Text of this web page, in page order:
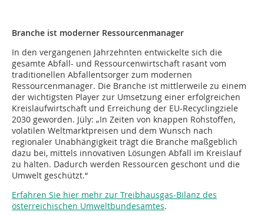
Branche ist moderner Ressourcenmanager
In den vergangenen Jahrzehnten entwickelte sich die
gesamte Abfall- und Ressourcenwirtschaft rasant vom
traditionellen Abfallentsorger zum modernen
Ressourcenmanager. Die Branche ist mittlerweile zu einem
der wichtigsten Player zur Umsetzung einer erfolgreichen
Kreislaufwirtschaft und Erreichung der EU-Recyclingziele
2030 geworden. Jüly: „In Zeiten von knappen Rohstoffen,
volatilen Weltmarktpreisen und dem Wunsch nach
regionaler Unabhängigkeit trägt die Branche maßgeblich
dazu bei, mittels innovativen Lösungen Abfall im Kreislauf
zu halten. Dadurch werden Ressourcen geschont und die
Umwelt geschützt.“
Erfahren Sie hier mehr zur Treibhausgas-Bilanz des
österreichischen Umweltbundesamtes.